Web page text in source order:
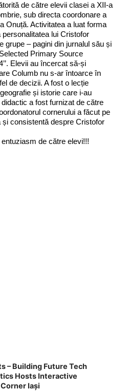
de către elevii clasei a XII-a
sub directa coordonare a
Onuță. Activitatea a luat forma
lui Cristofor
grupe – pagini din jurnalul său și
Primary Source
Elevii au încercat să-și
Columb nu s-ar întoarce în
de decizii. A fost o lecție
și istorie care i-au
a fost furnizat de către
cornerului a făcut pe
consistentă despre Cristofor
de către elevi!!!
– Building Future Tech
Hosts Interactive
Iași